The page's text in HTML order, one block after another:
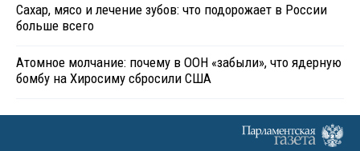
Сахар, мясо и лечение зубов: что подорожает в России
больше всего
Атомное молчание: почему в ООН «забыли», что ядерную
бомбу на Хиросиму сбросили США